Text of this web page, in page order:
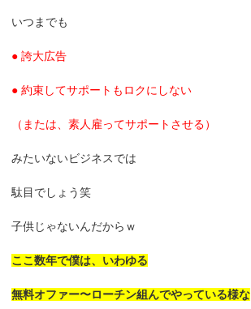
いつまでも
● 誇大広告
● 約束してサポートもロクにしない
（または、素人雇ってサポートさせる）
みたいないビジネスでは
駄目でしょう笑
子供じゃないんだからｗ
ここ数年で僕は、いわゆる
無料オファー〜ローチン組んでやっている様な